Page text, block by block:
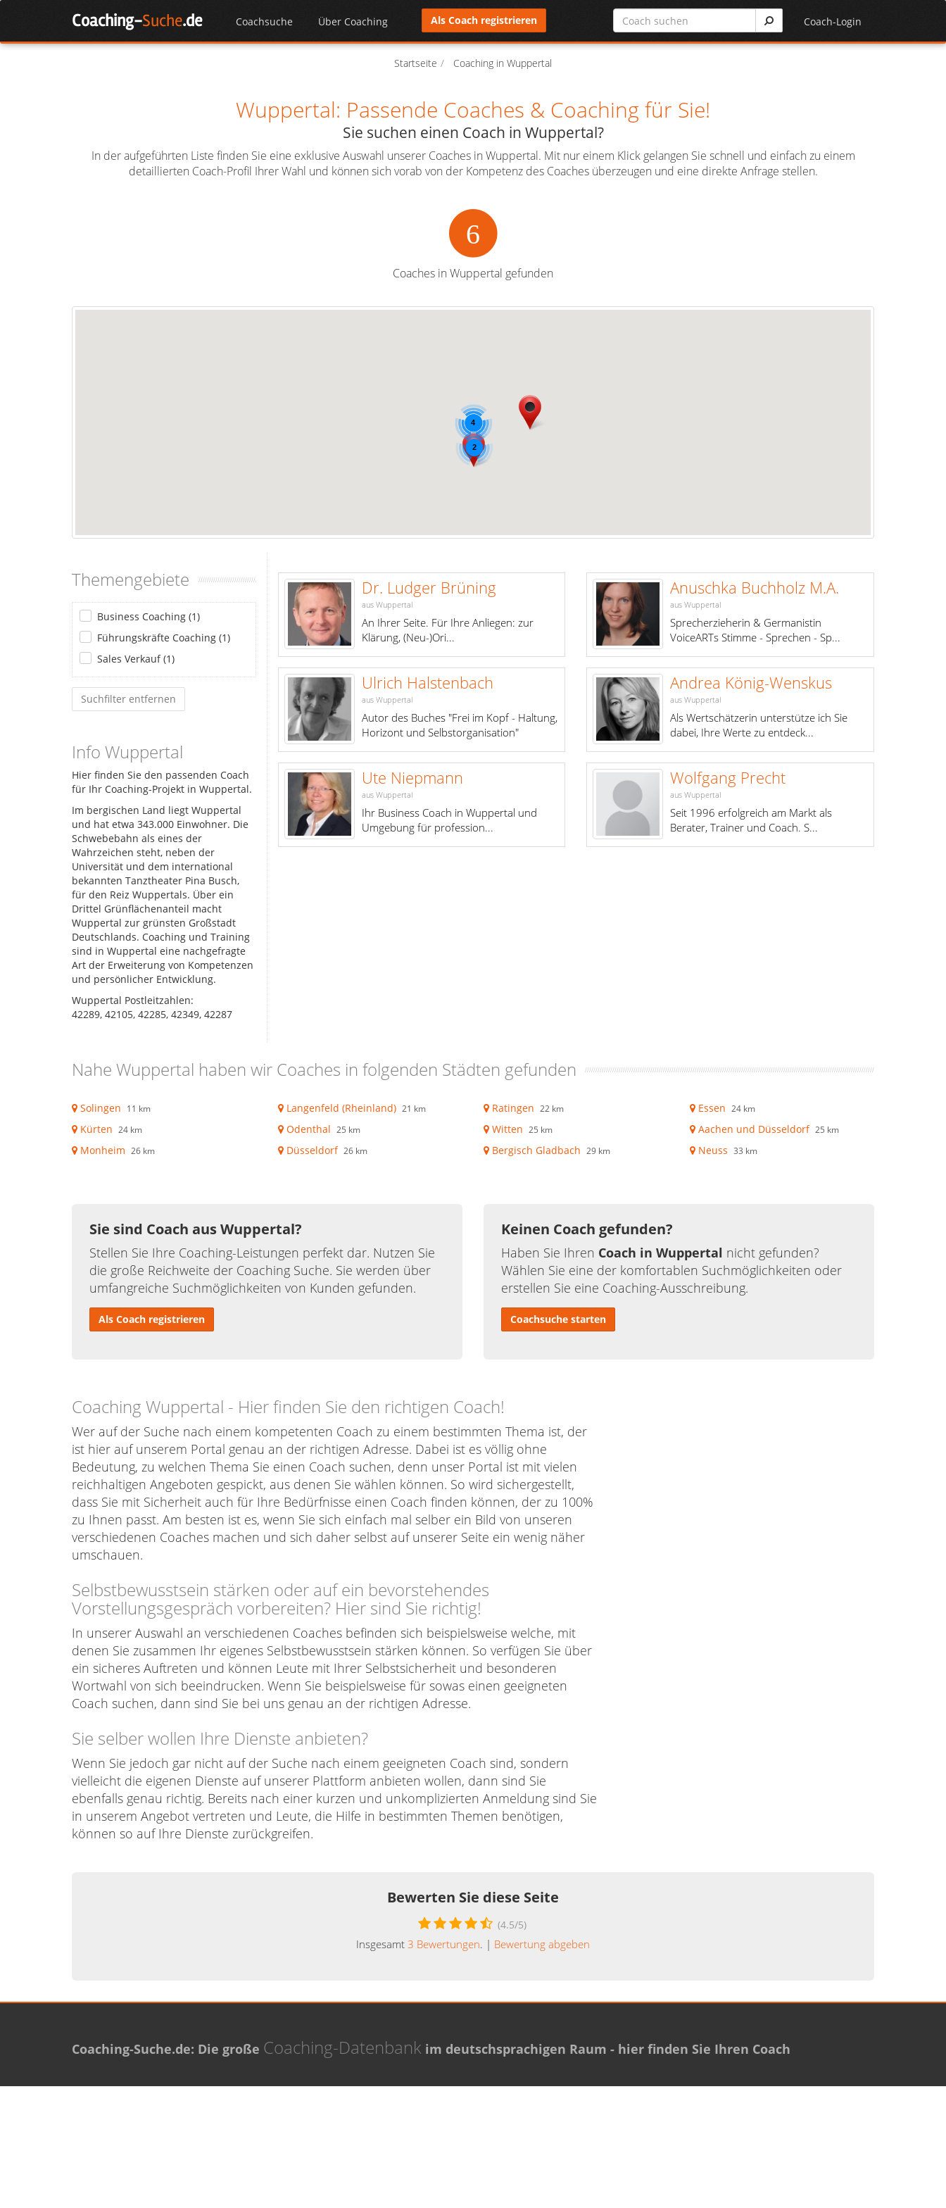
Skip
Coaching-Suche.de Coachsuche Über Coaching Coach-Login
Als Coach registrieren
Startseite Coaching in Wuppertal
Wuppertal: Passende Coaches & Coaching für Sie!
Sie suchen einen Coach in Wuppertal?
In der aufgeführten Liste finden Sie eine exklusive Auswahl unserer Coaches in Wuppertal. Mit nur einem Klick gelangen Sie schnell und einfach zu einem
detaillierten Coach-Profil Ihrer Wahl und können sich vorab von der Kompetenz des Coaches überzeugen und eine direkte Anfrage stellen.
6
Coaches in Wuppertal gefunden
2
2
4
Dr. Ludger Brüning
aus Wuppertal
An Ihrer Seite. Für Ihre Anliegen: zur
Klärung, (Neu-)Ori...
Anuschka Buchholz M.A.
aus Wuppertal
Sprecherzieherin & Germanistin
VoiceARTs Stimme - Sprechen - Sp...
Ulrich Halstenbach
aus Wuppertal
Autor des Buches "Frei im Kopf - Haltung,
Horizont und Selbstorganisation"
Andrea König-Wenskus
aus Wuppertal
Als Wertschätzerin unterstütze ich Sie
dabei, Ihre Werte zu entdeck...
Ute Niepmann
aus Wuppertal
Ihr Business Coach in Wuppertal und
Umgebung für profession...
Wolfgang Precht
aus Wuppertal
Seit 1996 erfolgreich am Markt als
Berater, Trainer und Coach. S...
Themengebiete
Business Coaching (1)
Führungskräfte Coaching (1)
Sales Verkauf (1)
Suchfilter entfernen
Info Wuppertal
Hier finden Sie den passenden Coach
für Ihr Coaching-Projekt in Wuppertal.
Im bergischen Land liegt Wuppertal
und hat etwa 343.000 Einwohner. Die
Schwebebahn als eines der
Wahrzeichen steht, neben der
Universität und dem international
bekannten Tanztheater Pina Busch,
für den Reiz Wuppertals. Über ein
Drittel Grünflächenanteil macht
Wuppertal zur grünsten Großstadt
Deutschlands. Coaching und Training
sind in Wuppertal eine nachgefragte
Art der Erweiterung von Kompetenzen
und persönlicher Entwicklung.
Wuppertal Postleitzahlen:
42289, 42105, 42285, 42349, 42287
Nahe Wuppertal haben wir Coaches in folgenden Städten gefunden
Solingen 11 km Langenfeld (Rheinland) 21 km Ratingen 22 km Essen 24 km
Kürten 24 km Odenthal 25 km Witten 25 km Aachen und Düsseldorf 25 km
Monheim 26 km Düsseldorf 26 km Bergisch Gladbach 29 km Neuss 33 km
Sie sind Coach aus Wuppertal?
Stellen Sie Ihre Coaching-Leistungen perfekt dar. Nutzen Sie
die große Reichweite der Coaching Suche. Sie werden über
umfangreiche Suchmöglichkeiten von Kunden gefunden.
Als Coach registrieren
Keinen Coach gefunden?
Haben Sie Ihren Coach in Wuppertal nicht gefunden?
Wählen Sie eine der komfortablen Suchmöglichkeiten oder
erstellen Sie eine Coaching-Ausschreibung.
Coachsuche starten
Coaching Wuppertal - Hier finden Sie den richtigen Coach!
Wer auf der Suche nach einem kompetenten Coach zu einem bestimmten Thema ist, der
ist hier auf unserem Portal genau an der richtigen Adresse. Dabei ist es völlig ohne
Bedeutung, zu welchen Thema Sie einen Coach suchen, denn unser Portal ist mit vielen
reichhaltigen Angeboten gespickt, aus denen Sie wählen können. So wird sichergestellt,
dass Sie mit Sicherheit auch für Ihre Bedürfnisse einen Coach finden können, der zu 100%
zu Ihnen passt. Am besten ist es, wenn Sie sich einfach mal selber ein Bild von unseren
verschiedenen Coaches machen und sich daher selbst auf unserer Seite ein wenig näher
umschauen.
Selbstbewusstsein stärken oder auf ein bevorstehendes
Vorstellungsgespräch vorbereiten? Hier sind Sie richtig!
In unserer Auswahl an verschiedenen Coaches befinden sich beispielsweise welche, mit
denen Sie zusammen Ihr eigenes Selbstbewusstsein stärken können. So verfügen Sie über
ein sicheres Auftreten und können Leute mit Ihrer Selbstsicherheit und besonderen
Wortwahl von sich beeindrucken. Wenn Sie beispielsweise für sowas einen geeigneten
Coach suchen, dann sind Sie bei uns genau an der richtigen Adresse.
Sie selber wollen Ihre Dienste anbieten?
Wenn Sie jedoch gar nicht auf der Suche nach einem geeigneten Coach sind, sondern
vielleicht die eigenen Dienste auf unserer Plattform anbieten wollen, dann sind Sie
ebenfalls genau richtig. Bereits nach einer kurzen und unkomplizierten Anmeldung sind Sie
in unserem Angebot vertreten und Leute, die Hilfe in bestimmten Themen benötigen,
können so auf Ihre Dienste zurückgreifen.
Bewerten Sie diese Seite
(4.5/5)
Insgesamt 3 Bewertungen. | Bewertung abgeben
Coaching-Suche.de: Die große Coaching-Datenbank im deutschsprachigen Raum - hier finden Sie Ihren Coach